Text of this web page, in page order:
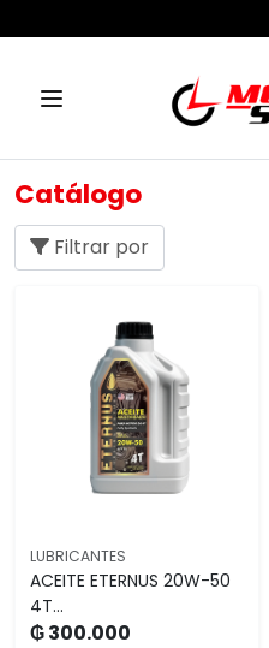
Catálogo
Filtrar por
LUBRICANTES
ACEITE ETERNUS 20W-50
4T...
₲ 300.000